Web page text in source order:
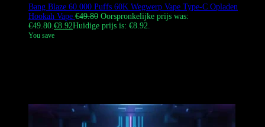
Bang Blaze 60.000 Puffs 60K Wegwerp Vape Type-C Opladen
Hookah Vape €49.80 Oorspronkelijke prijs was:
€49.80.€8.92Huidige prijs is: €8.92.
You save